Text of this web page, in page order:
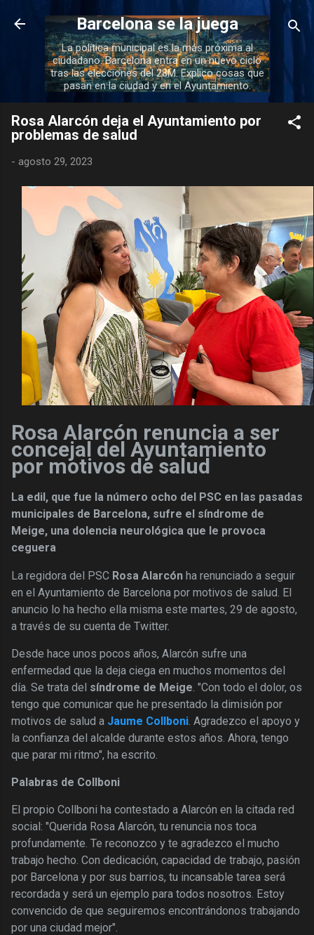
Ir al contenido principal
Barcelona se la juega
La política municipal es la más próxima al
ciudadano. Barcelona entra en un nuevo ciclo
tras las elecciones del 28M. Explico cosas que
pasan en la ciudad y en el Ayuntamiento.
Rosa Alarcón deja el Ayuntamiento por
problemas de salud
- agosto 29, 2023
Rosa Alarcón renuncia a ser
concejal del Ayuntamiento
por motivos de salud
La edil, que fue la número ocho del PSC en las pasadas
municipales de Barcelona, sufre el síndrome de
Meige, una dolencia neurológica que le provoca
ceguera
La regidora del PSC Rosa Alarcón ha renunciado a seguir
en el Ayuntamiento de Barcelona por motivos de salud. El
anuncio lo ha hecho ella misma este martes, 29 de agosto,
a través de su cuenta de Twitter.
Desde hace unos pocos años, Alarcón sufre una
enfermedad que la deja ciega en muchos momentos del
día. Se trata del síndrome de Meige . "Con todo el dolor, os
tengo que comunicar que he presentado la dimisión por
motivos de salud a Jaume Collboni . Agradezco el apoyo y
la confianza del alcalde durante estos años. Ahora, tengo
que parar mi ritmo", ha escrito.
Palabras de Collboni
El propio Collboni ha contestado a Alarcón en la citada red
social: "Querida Rosa Alarcón, tu renuncia nos toca
profundamente. Te reconozco y te agradezco el mucho
trabajo hecho. Con dedicación, capacidad de trabajo, pasión
por Barcelona y por sus barrios, tu incansable tarea será
recordada y será un ejemplo para todos nosotros. Estoy
convencido de que seguiremos encontrándonos trabajando
por una ciudad mejor".